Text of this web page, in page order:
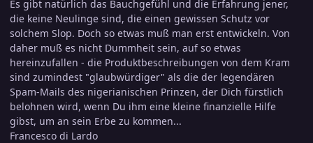
Es gibt natürlich das Bauchgefühl und die Erfahrung jener,
die keine Neulinge sind, die einen gewissen Schutz vor
solchem Slop. Doch so etwas muß man erst entwickeln. Von
daher muß es nicht Dummheit sein, auf so etwas
hereinzufallen - die Produktbeschreibungen von dem Kram
sind zumindest "glaubwürdiger" als die der legendären
Spam-Mails des nigerianischen Prinzen, der Dich fürstlich
belohnen wird, wenn Du ihm eine kleine finanzielle Hilfe
gibst, um an sein Erbe zu kommen...
Francesco di Lardo